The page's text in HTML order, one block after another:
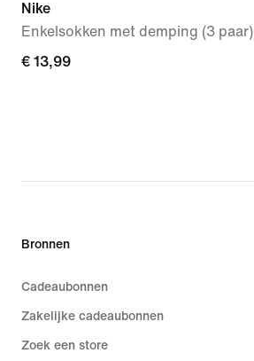
Nike
Enkelsokken met demping (3 paar)
€ 13,99
€ 13,99
Bronnen
Cadeaubonnen
Zakelijke cadeaubonnen
Zoek een store